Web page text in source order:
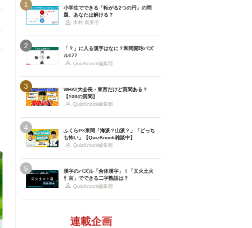
1
小学生でできる「転がる2つの円」の問
題、あなたは解ける？
木村 真実子
2
「？」に入る漢字はなに？和同開珎パズ
ル177
QuizKnock編集部
3
WHAT大会長・東言だけど質問ある？
【100の質問】
QuizKnock編集部
4
ふくらP×東問「海派？山派？」「どっち
も怖い」【QuizKnock雑談中】
QuizKnock編集部
5
漢字のパズル「合体漢字」！「又火土火
忄言」でできる二字熟語は？
QuizKnock編集部
連載企画